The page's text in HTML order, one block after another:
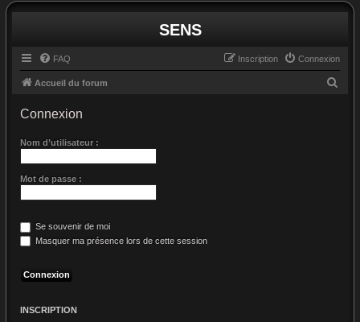
SENS
FAQ Connexion
Inscription
Accueil du forum
Connexion
Nom d’utilisateur :
Mot de passe :
Se souvenir de moi
Masquer ma présence lors de cette session
INSCRIPTION